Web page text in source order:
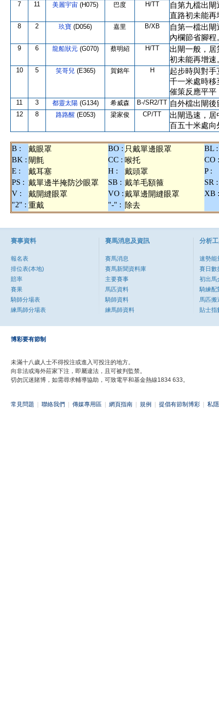
7 11 美麗宇宙 (H075) 巴度 H/TT
自第九檔出
直路初未能再
8 2 玖寶 (D056) 嘉里 B/XB
自第一檔出
內欄節省腳
9 6 龍船狀元 (G070) 蔡明紹 H/TT
出閘一般，
初未能再增速
10 5 笑哥兒 (E365) 賀銘年 H
起步時與對
千一米處時移
催策反應平平
11 3 都靈太陽 (G134) 希威森 B-/SR2/TT 自外檔出閘
12 8 路路醒 (E053) 梁家俊 CP/TT
出閘迅速，
百五十米處向
B : 戴眼罩 BO : 只戴單邊眼罩
BL :
BK : 閘氈 CC : 喉托
CO :
E :
戴耳塞 H : 戴頭罩
P :
PS : 戴單邊半掩防沙眼罩 SB : 戴羊毛額箍
SR :
V :
戴開縫眼罩 VO :戴單邊開縫眼罩
XB :
"2" : 重戴 "-" : 除去
賽事資料
報名表
排位表(本地)
賠率
賽果
騎師分場表
練馬師分場表
賽馬消息及資訊
賽馬消息
賽馬新聞資料庫
主要賽事
馬匹資料
騎師資料
練馬師資料
分析
速勢能
賽日數
初出馬
騎練配
馬匹搬
貼士指
博彩要有節制
未滿十八歲人士不得投注或進入可投注的地方。
向非法或海外莊家下注，即屬違法，且可被判監禁。
切勿沉迷賭博，如需尋求輔導協助，可致電平和基金熱線1834 633。
常見問題 聯絡我們 傳媒專用區 網頁指南 規例 提倡有節制博彩 私